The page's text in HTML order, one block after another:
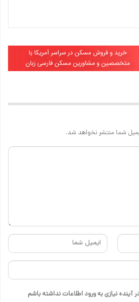
شما منتشر نخواهد شد.
آینده نیازی به ورود اطلاعات نداشته باشم